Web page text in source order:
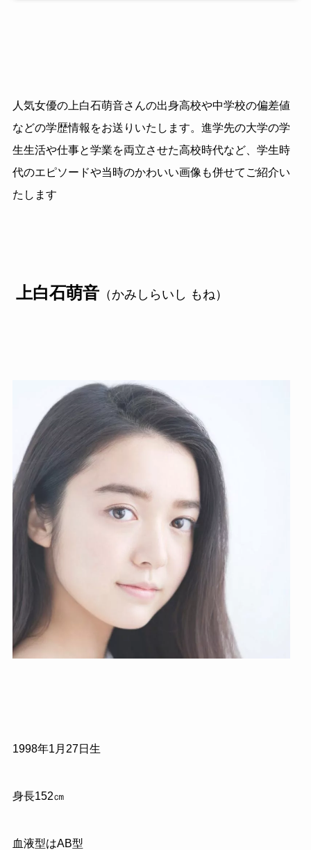
人気女優の上白石萌音さんの出身高校や中学校の偏差値
などの学歴情報をお送りいたします。進学先の大学の学
生生活や仕事と学業を両立させた高校時代など、学生時
代のエピソードや当時のかわいい画像も併せてご紹介い
たします
上白石萌音（かみしらいし もね）
1998年1 月 27日生
身長152㎝
血液型はAB型